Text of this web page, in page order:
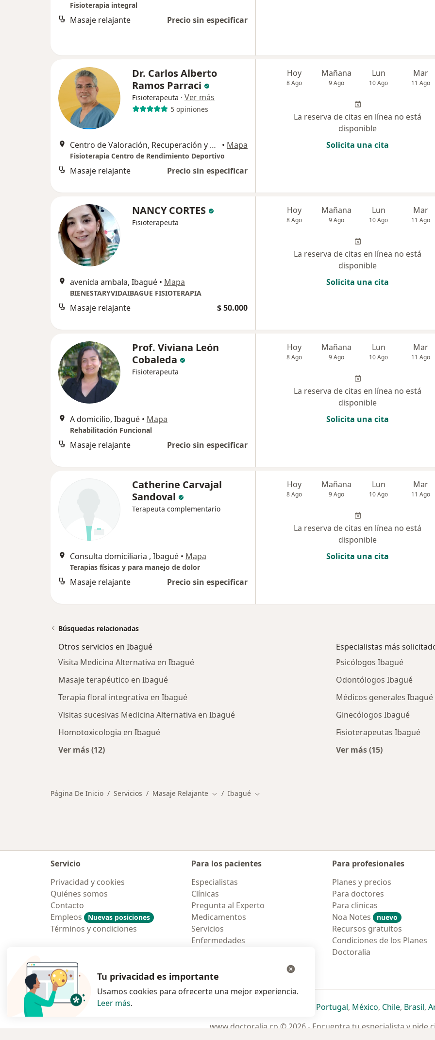
Fisioterapia integral
Masaje relajante Precio sin especificar
Dr. Carlos Alberto
Ramos Parraci
Fisioterapeuta · Ver más
5 opiniones
Centro de Valoración, Recuperación y Readaptación Deportiva Fisioterapeuta, Ibagué • Mapa
Fisioterapia Centro de Rendimiento Deportivo
Masaje relajante Precio sin especificar
Hoy
8 Ago
Mañana
9 Ago
Lun
10 Ago
Mar
11 Ago
La reserva de citas en línea no está
disponible
Solicita una cita
NANCY CORTES
Fisioterapeuta
avenida ambala, Ibagué • Mapa
BIENESTARYVIDAIBAGUE FISIOTERAPIA
Masaje relajante $ 50.000
Hoy
8 Ago
Mañana
9 Ago
Lun
10 Ago
Mar
11 Ago
La reserva de citas en línea no está
disponible
Solicita una cita
Prof. Viviana León
Cobaleda
Fisioterapeuta
A domicilio, Ibagué • Mapa
Rehabilitación Funcional
Masaje relajante Precio sin especificar
Hoy
8 Ago
Mañana
9 Ago
Lun
10 Ago
Mar
11 Ago
La reserva de citas en línea no está
disponible
Solicita una cita
Catherine Carvajal
Sandoval
Terapeuta complementario
Consulta domiciliaria , Ibagué • Mapa
Terapias físicas y para manejo de dolor
Masaje relajante Precio sin especificar
Hoy
8 Ago
Mañana
9 Ago
Lun
10 Ago
Mar
11 Ago
La reserva de citas en línea no está
disponible
Solicita una cita
Búsquedas relacionadas
Otros servicios en Ibagué
Visita Medicina Alternativa en Ibagué
Masaje terapéutico en Ibagué
Terapia floral integrativa en Ibagué
Visitas sucesivas Medicina Alternativa en Ibagué
Homotoxicologia en Ibagué
Ver más (12)
Especialistas más
Psicólogos Ibagué
Odontólogos Ibagué
Médicos generales Ibagué
Ginecólogos Ibagué
Fisioterapeutas Ibagué
Ver más (15)
Página De Inicio Servicios Masaje Relajante Cambiar de ciudad
Ibagué Cambiar de ciudad
Servicio
Privacidad y cookies
Quiénes somos
Contacto
Empleos
Nuevas posiciones
Términos y condiciones
Para los pacientes
Especialistas
Clínicas
Pregunta al Experto
Medicamentos
Servicios
Enfermedades
Para profesionales
Planes y precios
Para doctores
Para clinicas
Noa Notes
nuevo
Recursos gratuitos
Condiciones de los Planes
Doctoralia
Polska se abre en una nueva pestaña
se abre en una nueva pestaña
se abre en una nueva pestaña
se abre en una nueva pestaña
Portugalse abre en una nueva
, Méxicose abre en una
, Chilese abre
, Brasilse
,
www.doctoralia.co © 2026 - Encuentra tu especialista y pide
Tu privacidad es importante
Usamos cookies para ofrecerte una mejor experiencia.
Leer más.